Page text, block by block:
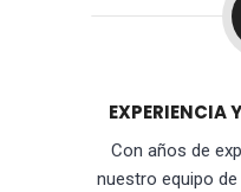
EXPERIENCIA
Con años de
nuestro equipo